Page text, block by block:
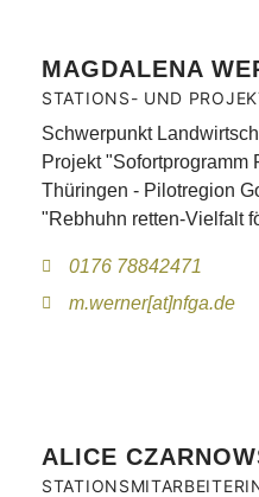
MAGDALENA
STATIONS- UND
Schwerpunkt
Projekt "Sofortprogramm
Thüringen - Pilotregion
"Rebhuhn retten-Vielfalt
0176 78842471
m.werner[at]nfga.de
ALICE